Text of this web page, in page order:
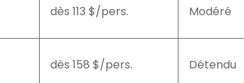
dès 113 $/pers. Modéré
dès 158 $/pers. Détendu